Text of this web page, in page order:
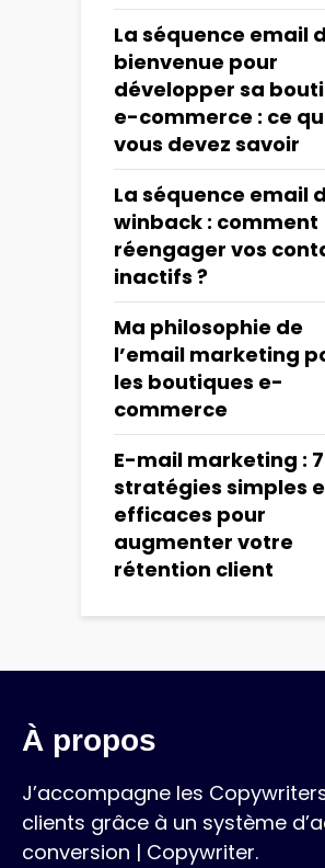
La séquence email
bienvenue pour
développer sa
e-commerce : ce
vous devez savoir
La séquence email
winback : comment
réengager vos
inactifs ?
Ma philosophie de
l’email marketing
les boutiques e-
commerce
E-mail marketing : 7
stratégies simples
efficaces pour
augmenter votre
rétention client
À propos
J’accompagne les
clients grâce à un système
conversion | Copywriter.